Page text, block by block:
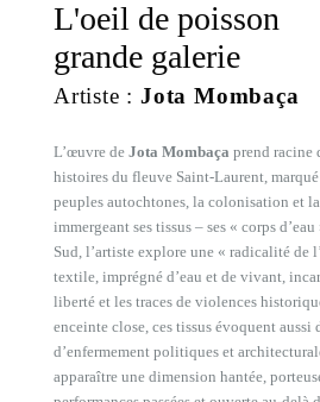
L'oeil de poisson
grande galerie
Artiste : Jota Mombaça
L’œuvre de Jota Mombaça prend racine
histoires du fleuve Saint-Laurent,
peuples autochtones, la colonisation et
immergeant ses tissus – ses « corps
Sud, l’artiste explore une « radicalité de
textile, imprégné d’eau et de vivant,
liberté et les traces de violences
enceinte close, ces tissus évoquent aussi
d’enfermement politiques et
apparaître une dimension hantée,